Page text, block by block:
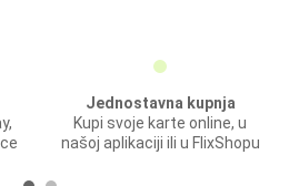
Jednostavna kupnja
Kupi svoje karte online, u
našoj aplikaciji ili u FlixShopu